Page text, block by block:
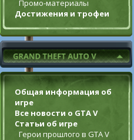
Промо-материалы
Достижения и трофеи
Общая информация об
игре
Все новости о GTA V
Статьи об игре
Герои прошлого в GTA V